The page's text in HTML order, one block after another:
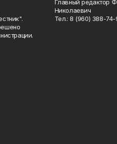
Главный редактор
Николаевич
Тел.: 8 (960) 388-74-